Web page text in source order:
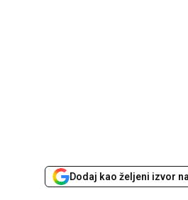
Dodaj kao željeni izvor